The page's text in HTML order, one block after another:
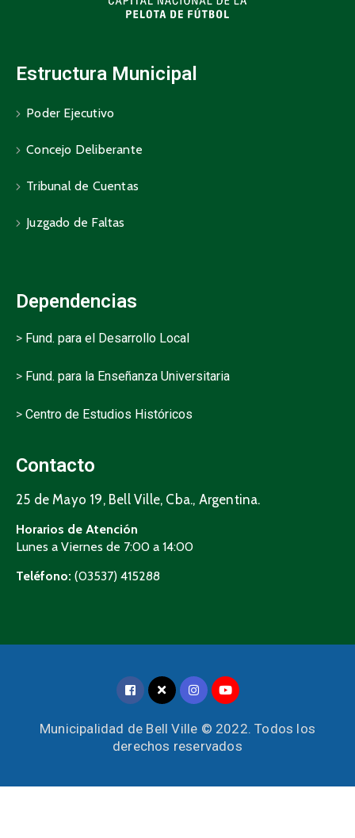
Estructura Municipal
Poder Ejecutivo
Concejo Deliberante
Tribunal de Cuentas
Juzgado de Faltas
Dependencias
> Fund. para el Desarrollo Local
> Fund. para la Enseñanza Universitaria
> Centro de Estudios Históricos
Contacto
25 de Mayo 19, Bell Ville, Cba., Argentina.
Horarios de Atención
Lunes a Viernes de 7:00 a 14:00
Teléfono: (03537) 415288
Municipalidad de Bell Ville © 2022. Todos los
derechos reservados